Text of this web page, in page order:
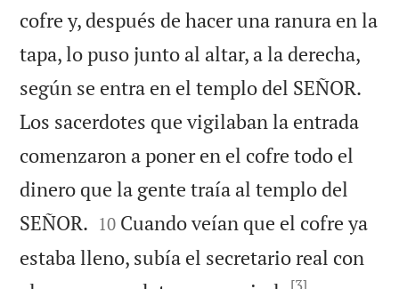
cofre y, después de hacer una ranura en la
tapa, lo puso junto al altar, a la derecha,
según se entra en el templo del SEÑOR.
Los sacerdotes que vigilaban la entrada
comenzaron a poner en el cofre todo el
dinero que la gente traía al templo del
SEÑOR. 

10 Cuando veían que el cofre ya
estaba lleno, subía el secretario real con